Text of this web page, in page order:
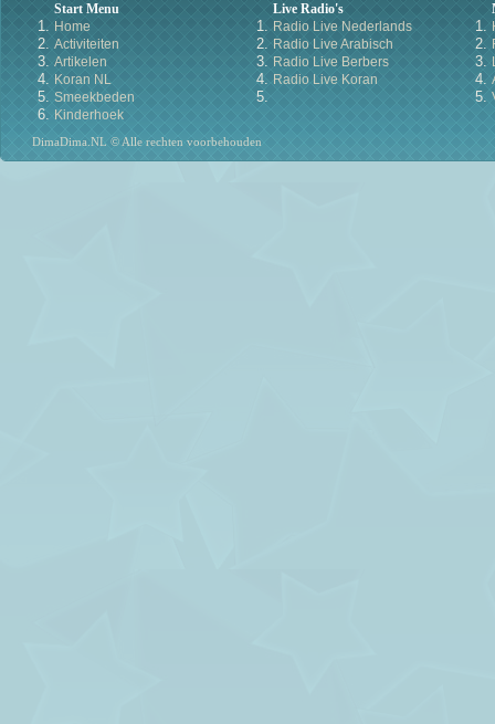
Start Menu
Home
Activiteiten
Artikelen
Koran NL
Smeekbeden
Kinderhoek
Live Radio's
Radio Live Nederlands
Radio Live Arabisch
Radio Live Berbers
Radio Live Koran
DimaDima.NL © Alle rechten voorbehouden